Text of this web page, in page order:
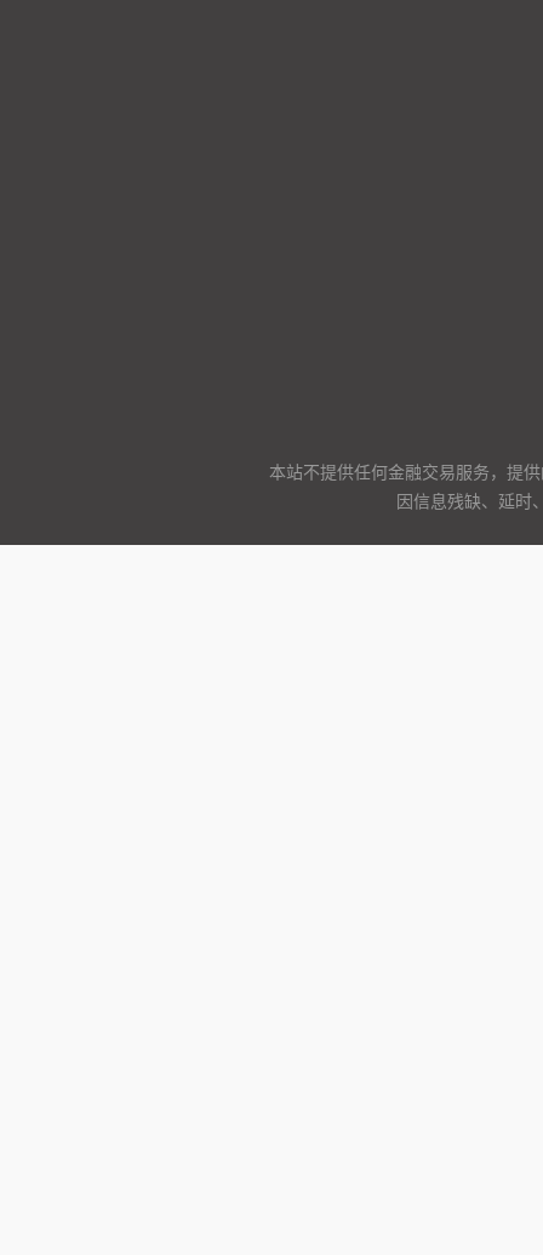
本站不提供任何金融交易服务，提
因信息残缺、延时